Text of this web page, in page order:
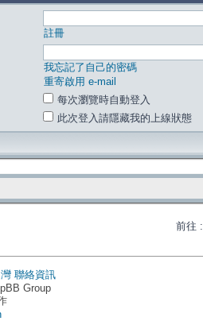
註冊
我忘記了自己的密碼
重寄啟用 e-mail
每次瀏覽時自動登入
此次登入請隱藏我的上線狀態
前往 :
聯絡資訊
Group